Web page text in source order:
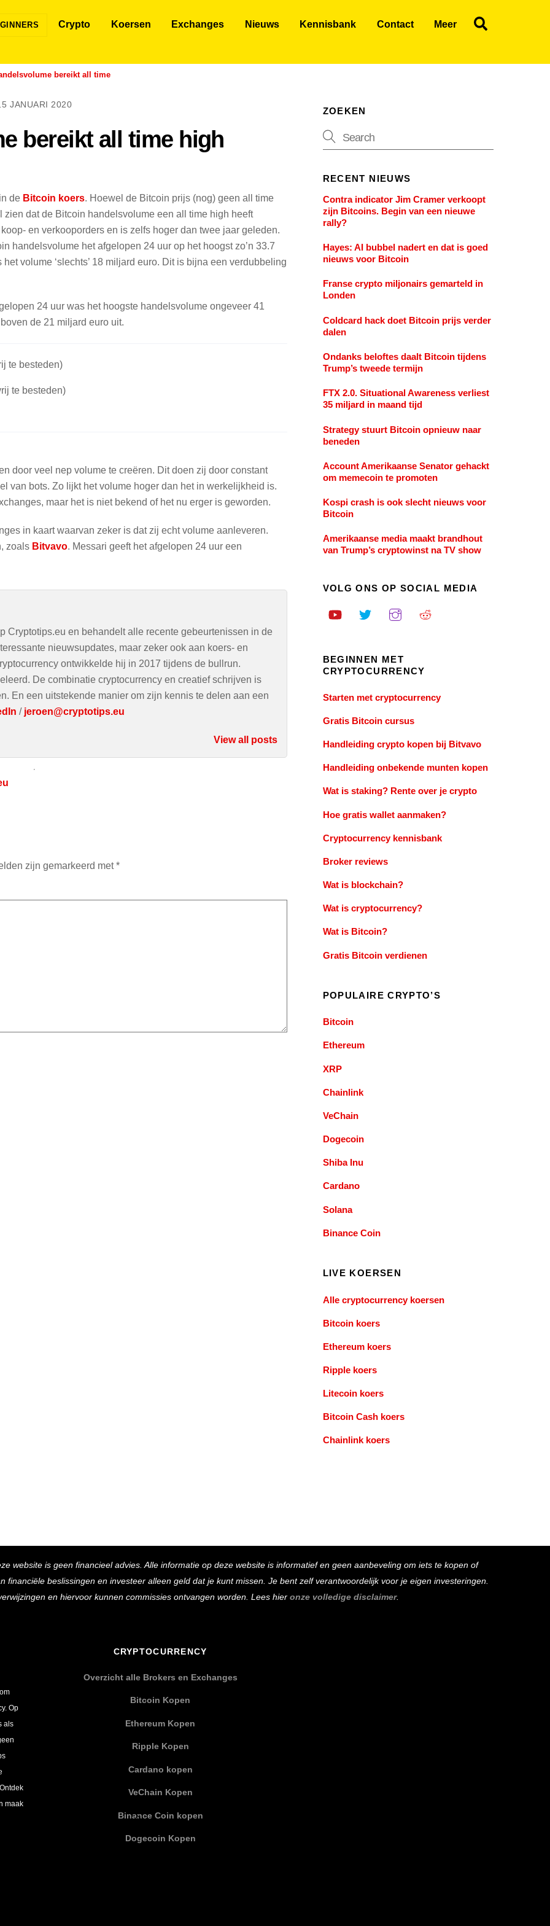
Crypto Koersen Exchanges Nieuws Kennisbank Contact Meer
bereikt all time
JANUARI 2020
bereikt all time high
Cryptotips.eu en behandelt alle recente gebeurtenissen in de
nieuwsupdates, maar zeker ook aan koers- en
ontwikkelde hij in 2017 tijdens de bullrun.
De combinatie cryptocurrency en creatief schrijven is
En een uitstekende manier om zijn kennis te delen aan een
/ jeroen@cryptotips.eu
View all posts
de Bitcoin koers. Hoewel de Bitcoin prijs (nog) geen all time
dat de Bitcoin handelsvolume een all time high heeft
en verkooporders en is zelfs hoger dan twee jaar geleden.
handelsvolume het afgelopen 24 uur op het hoogst zo’n 33.7
volume ‘slechts’ 18 miljard euro. Dit is bijna een verdubbeling
24 uur was het hoogste handelsvolume ongeveer 41
de 21 miljard euro uit.
te besteden)
te besteden)
door veel nep volume te creëren. Dit doen zij door constant
van bots. Zo lijkt het volume hoger dan het in werkelijkheid is.
maar het is niet bekend of het nu erger is geworden.
in kaart waarvan zeker is dat zij echt volume aanleveren.
zoals Bitvavo. Messari geeft het afgelopen 24 uur een
zijn gemarkeerd met*
ZOEKEN
RECENT NIEUWS
Contra indicator Jim Cramer verkoopt
zijn Bitcoins. Begin van een nieuwe
rally?
Hayes: AI bubbel nadert en dat is goed
nieuws voor Bitcoin
Franse crypto miljonairs gemarteld in
Londen
Coldcard hack doet Bitcoin prijs verder
dalen
Ondanks beloftes daalt Bitcoin tijdens
Trump’s tweede termijn
FTX 2.0. Situational Awareness verliest
35 miljard in maand tijd
Strategy stuurt Bitcoin opnieuw naar
beneden
Account Amerikaanse Senator gehackt
om memecoin te promoten
Kospi crash is ook slecht nieuws voor
Bitcoin
Amerikaanse media maakt brandhout
van Trump’s cryptowinst na TV show
VOLG ONS OP SOCIAL MEDIA
BEGINNEN MET
CRYPTOCURRENCY
Starten met cryptocurrency
Gratis Bitcoin cursus
Handleiding crypto kopen bij Bitvavo
Handleiding onbekende munten kopen
Wat is staking? Rente over je crypto
Hoe gratis wallet aanmaken?
Cryptocurrency kennisbank
Broker reviews
Wat is blockchain?
Wat is cryptocurrency?
Wat is Bitcoin?
Gratis Bitcoin verdienen
POPULAIRE CRYPTO’S
Bitcoin
Ethereum
XRP
Chainlink
VeChain
Dogecoin
Shiba Inu
Cardano
Solana
Binance Coin
LIVE KOERSEN
Alle cryptocurrency koersen
Bitcoin koers
Ethereum koers
Ripple koers
Litecoin koers
Bitcoin Cash koers
Chainlink koers
To
Top
website is geen financieel advies. Alle informatie op deze website is informatief en geen aanbeveling om iets te kopen of
financiële beslissingen en investeer alleen geld dat je kunt missen. Je bent zelf verantwoordelijk voor je eigen investeringen.
en hiervoor kunnen commissies ontvangen worden. Lees hier onze volledige disclaimer.
Op
als
maak
CRYPTOCURRENCY
Overzicht alle Brokers en Exchanges
Bitcoin Kopen
Ethereum Kopen
Ripple Kopen
Cardano kopen
VeChain Kopen
Binance Coin kopen
Dogecoin Kopen